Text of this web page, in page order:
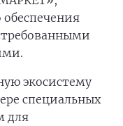
экосистему
специальных
для